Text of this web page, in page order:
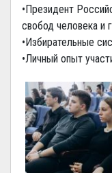
•Президент
свобод человека и
•Избирательные
•Личный опыт